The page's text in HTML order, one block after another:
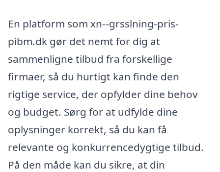
En platform som xn--grsslning-pris-
pibm.dk gør det nemt for dig at
sammenligne tilbud fra forskellige
firmaer, så du hurtigt kan finde den
rigtige service, der opfylder dine behov
og budget. Sørg for at udfylde dine
oplysninger korrekt, så du kan få
relevante og konkurrencedygtige tilbud.
På den måde kan du sikre, at din